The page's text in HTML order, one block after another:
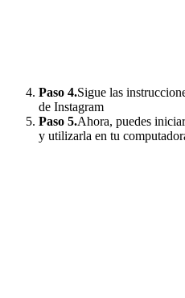
Paso 4.Sigue las
de Instagram
Paso 5.Ahora, puedes
y utilizarla en tu